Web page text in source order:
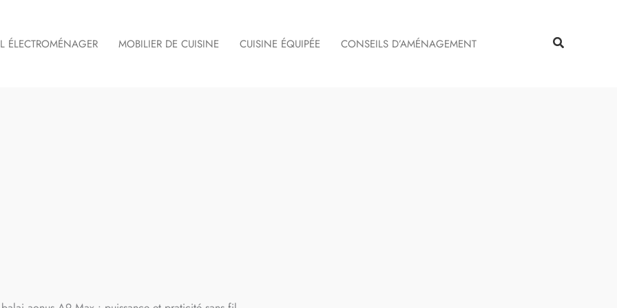
ÉLECTROMÉNAGER MOBILIER DE CUISINE CUISINE ÉQUIPÉE CONSEILS D’AMÉNAGEMENT Rechercher